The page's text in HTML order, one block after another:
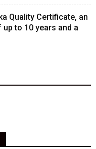
Quality Certificate, an
to 10 years and a